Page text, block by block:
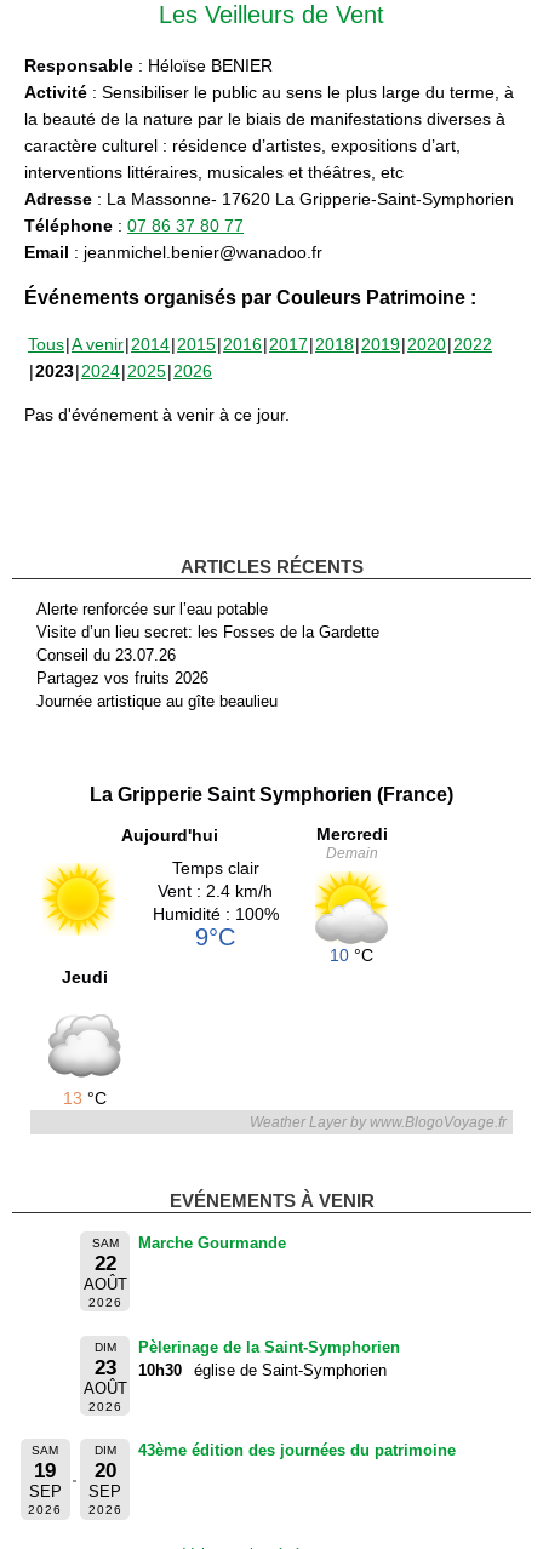
Les Veilleurs de Vent
Responsable : Héloïse BENIER
Activité : Sensibiliser le public au sens le plus large du terme, à
la beauté de la nature par le biais de manifestations diverses à
caractère culturel : résidence d’artistes, expositions d’art,
interventions littéraires, musicales et théâtres, etc
Adresse : La Massonne- 17620 La Gripperie-Saint-Symphorien
Téléphone : 07 86 37 80 77
Email : jeanmichel.benier@wanadoo.fr
Événements organisés par Couleurs Patrimoine :
Tous A venir 2014 2015 2016 2017 2018 2019 2020 2022
2023 2024 2025 2026
Pas d'événement à venir à ce jour.
ARTICLES RÉCENTS
Alerte renforcée sur l’eau potable
Visite d’un lieu secret: les Fosses de la Gardette
Conseil du 23.07.26
Partagez vos fruits 2026
Journée artistique au gîte beaulieu
La Gripperie Saint Symphorien (France)
Aujourd'hui
Temps clair
Vent : 2.4 km/h
Humidité : 100%
9°C
Mercredi
Demain
10 °C
Jeudi
13 °C
Weather Layer by www.BlogoVoyage.fr
EVÉNEMENTS À VENIR
SAM
22
AOÛT
2026
Marche Gourmande
DIM
23
AOÛT
2026
Pèlerinage de la Saint-Symphorien
10h30
église de Saint-Symphorien
SAM
19
SEP
2026
DIM
20
SEP
2026
43ème édition des journées du patrimoine